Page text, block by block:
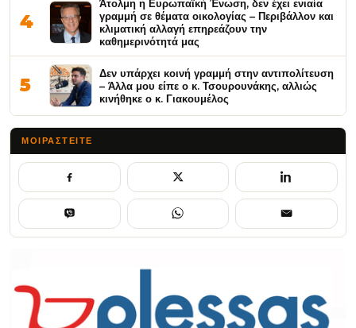
4
Άτολμη η Ευρωπαϊκή Ένωση, δεν έχει ενιαία
γραμμή σε θέματα οικολογίας – Περιβάλλον και
κλιματική αλλαγή επηρεάζουν την
καθημερινότητά μας
5
Δεν υπάρχει κοινή γραμμή στην αντιπολίτευση
– Άλλα μου είπε ο κ. Τσουρουνάκης, αλλιώς
κινήθηκε ο κ. Γιακουμέλος
ΜΟΙΡΑΣΤΕΊΤΕ